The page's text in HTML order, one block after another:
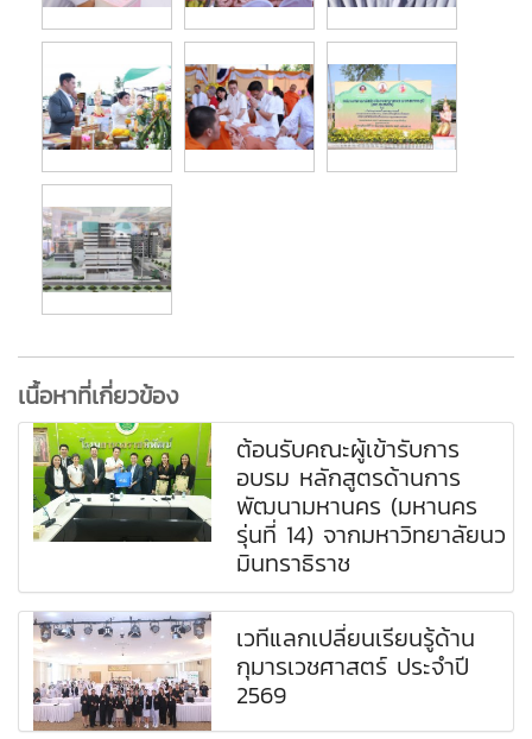
เนื้อหาที่เกี่ยวข้อง
ต้อนรับคณะผู้เข้ารับการ
อบรม หลักสูตรด้านการ
พัฒนามหานคร (มหานคร
รุ่นที่ 14) จากมหาวิทยาลัยนว
มินทราธิราช
เวทีแลกเปลี่ยนเรียนรู้ด้าน
กุมารเวชศาสตร์ ประจำปี
2569